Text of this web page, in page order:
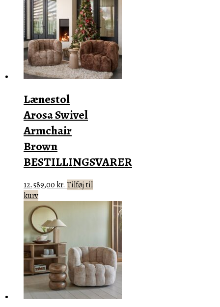
Lænestol
Arosa Swivel
Armchair
Brown
BESTILLINGSVARER
12.589,00kr. Tilføj til
kurv